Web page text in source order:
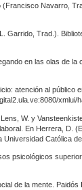
Navarro,
Garrido, Trad.).
en las olas de la
atención al público
xmlui/
W. y
En Herrera, D.
Católica
psicológicos
de la mente. Paidós